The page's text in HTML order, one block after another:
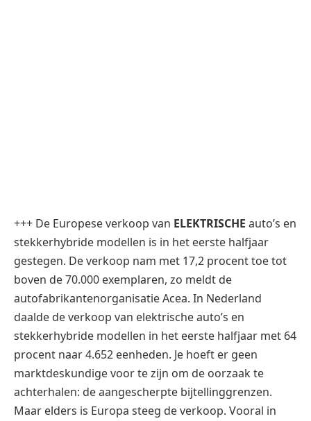
+++ De Europese verkoop van ELEKTRISCHE auto’s en
stekkerhybride modellen is in het eerste halfjaar
gestegen. De verkoop nam met 17,2 procent toe tot
boven de 70.000 exemplaren, zo meldt de
autofabrikantenorganisatie Acea. In Nederland
daalde de verkoop van elektrische auto’s en
stekkerhybride modellen in het eerste halfjaar met 64
procent naar 4.652 eenheden. Je hoeft er geen
marktdeskundige voor te zijn om de oorzaak te
achterhalen: de aangescherpte bijtellinggrenzen.
Maar elders is Europa steeg de verkoop. Vooral in